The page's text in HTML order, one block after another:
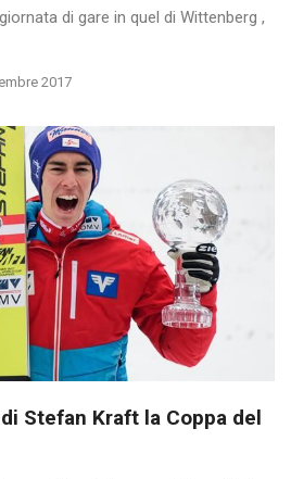
di gare in quel di Wittenberg ,
2017
Stefan Kraft la Coppa del